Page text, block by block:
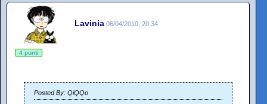
Lavinia 06/04/2010, 20:34
4 punti
Posted By: QiQQo